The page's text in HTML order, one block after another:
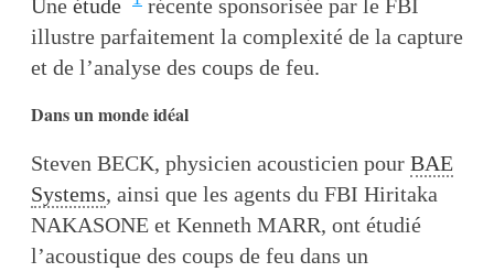
Une étude
récente sponsorisée par le FBI
illustre parfaitement la complexité de la capture
et de l’analyse des coups de feu.
Dans un monde idéal
Steven BECK, physicien acousticien pour BAE
Systems, ainsi que les agents du FBI Hiritaka
NAKASONE et Kenneth MARR, ont étudié
l’acoustique des coups de feu dans un